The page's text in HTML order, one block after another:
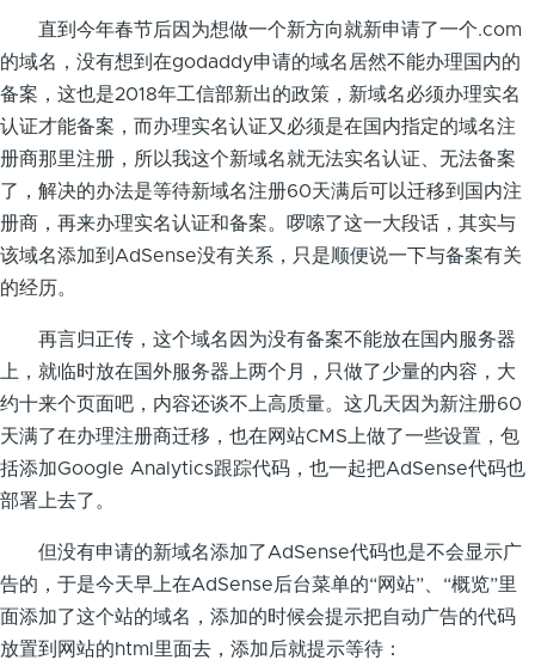
直到今年春节后因为想做一个新方向就新申请了一个.com
的域名，没有想到在godaddy申请的域名居然不能办理国内的
备案，这也是2018年工信部新出的政策，新域名必须办理实名
认证才能备案，而办理实名认证又必须是在国内指定的域名注
册商那里注册，所以我这个新域名就无法实名认证、无法备案
了，解决的办法是等待新域名注册60天满后可以迁移到国内注
册商，再来办理实名认证和备案。啰嗦了这一大段话，其实与
该域名添加到AdSense没有关系，只是顺便说一下与备案有关
的经历。
再言归正传，这个域名因为没有备案不能放在国内服务器
上，就临时放在国外服务器上两个月，只做了少量的内容，大
约十来个页面吧，内容还谈不上高质量。这几天因为新注册60
天满了在办理注册商迁移，也在网站CMS上做了一些设置，包
括添加Google Analytics跟踪代码，也一起把AdSense代码也
部署上去了。
但没有申请的新域名添加了AdSense代码也是不会显示广
告的，于是今天早上在AdSense后台菜单的“网站”、“概览”里
面添加了这个站的域名，添加的时候会提示把自动广告的代码
放置到网站的html里面去，添加后就提示等待：